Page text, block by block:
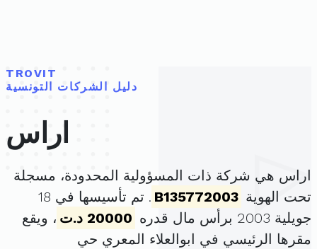
TROVIT
دليل الشركات التونسية
اراس
اراس هي شركة ذات المسؤولية المحدودة، مسجلة
تحت الهوية B135772003
. تم تأسيسها في 18
جويلية 2003 برأس مال قدره
20000 د.ت
، ويقع
مقرها الرئيسي في ابوالعلاء المعري حي